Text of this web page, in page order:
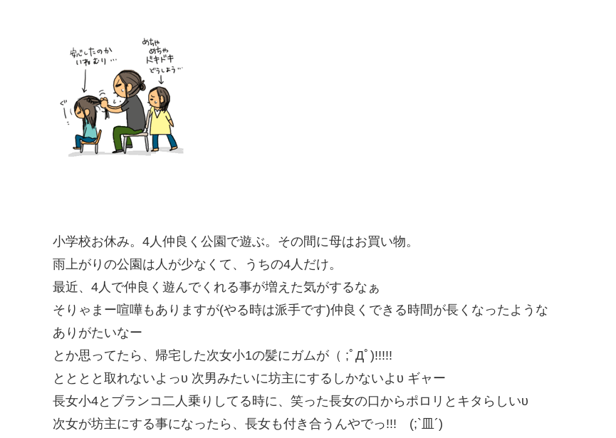
小学校お休み。4人仲良く公園で遊ぶ。その間に母はお買い物。
雨上がりの公園は人が少なくて、うちの4人だけ。
最近、4人で仲良く遊んでくれる事が増えた気がするなぁ
そりゃまー喧嘩もありますが(やる時は派手です)仲良くできる時間が長くなったような
ありがたいなー
とか思ってたら、帰宅した次女小1の髪にガムが（ ;ﾟДﾟ)!!!!!
とととと取れないよっυ 次男みたいに坊主にするしかないよυ ギャー
長女小4とブランコ二人乗りしてる時に、笑った長女の口からポロリとキタらしいυ
次女が坊主にする事になったら、長女も付き合うんやでっ!!! (;`皿´)